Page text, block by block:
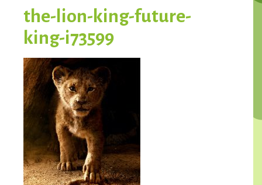
inhoudthe-lion-king-future-
king-i73599